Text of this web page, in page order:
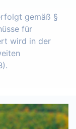
gemäß §
für
wird in der